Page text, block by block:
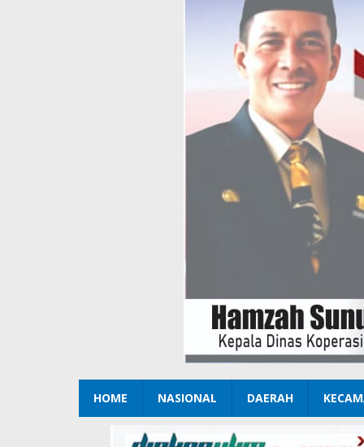
HOME NASIONAL DAERAH